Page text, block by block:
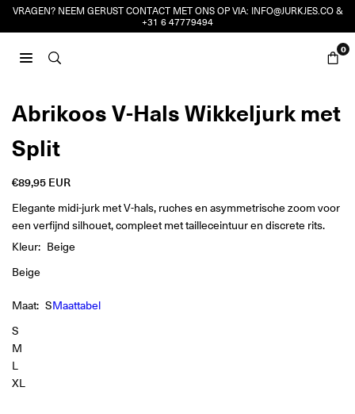
VRAGEN? NEEM GERUST CONTACT MET ONS OP VIA: INFO@JURKJES.CO&
+31 6 47779494
0
Abrikoos V-Hals Wikkeljurk met
Split
Reguliere
prijs
€89,95 EUR
Elegante midi-jurk met V-hals, ruches en asymmetrische zoom voor
een verfijnd silhouet, compleet met tailleceintuur en discrete rits.
Kleur: Beige
Beige
Maat: SMaattabel
S
M
L
XL